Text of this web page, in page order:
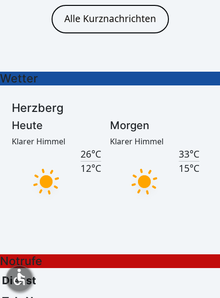
Alle Kurznachrichten
Wetter
Klarer Himmel
25°C
Morgen
Klarer Himmel
Herzberg
Heute
Klarer Himmel
26°C
12°C
Morgen
Klarer Himmel
33°C
15°C
Klarer Himmel
25°C
32°C
Notrufe
Dienst
accessible